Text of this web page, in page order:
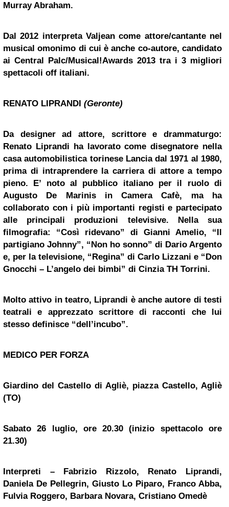
Murray Abraham.
Dal 2012 interpreta Valjean come attore/cantante nel
musical omonimo di cui è anche co-autore, candidato
ai Central Palc/Musical!Awards 2013 tra i 3 migliori
spettacoli off italiani.
RENATO LIPRANDI (Geronte)
Da designer ad attore, scrittore e drammaturgo:
Renato Liprandi ha lavorato come disegnatore nella
casa automobilistica torinese Lancia dal 1971 al 1980,
prima di intraprendere la carriera di attore a tempo
pieno. E’ noto al pubblico italiano per il ruolo di
Augusto De Marinis in Camera Cafè, ma ha
collaborato con i più importanti registi e partecipato
alle principali produzioni televisive. Nella sua
filmografia: “Così ridevano” di Gianni Amelio, “Il
partigiano Johnny”, “Non ho sonno” di Dario Argento
e, per la televisione, “Regina” di Carlo Lizzani e “Don
Gnocchi – L’angelo dei bimbi” di Cinzia TH Torrini.
Molto attivo in teatro, Liprandi è anche autore di testi
teatrali e apprezzato scrittore di racconti che lui
stesso definisce “dell’incubo”.
MEDICO PER FORZA
Giardino del Castello di Agliè, piazza Castello, Agliè
(TO)
Sabato 26 luglio, ore 20.30 (inizio spettacolo ore
21.30)
Interpreti – Fabrizio Rizzolo, Renato Liprandi,
Daniela De Pellegrin, Giusto Lo Piparo, Franco Abba,
Fulvia Roggero, Barbara Novara, Cristiano Omedè